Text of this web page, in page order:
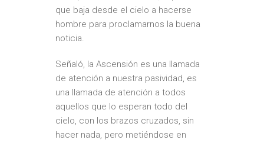
que baja desde el cielo a hacerse
hombre para proclamarnos la buena
noticia.
Señaló, la Ascensión es una llamada
de atención a nuestra pasividad, es
una llamada de atención a todos
aquellos que lo esperan todo del
cielo, con los brazos cruzados, sin
hacer nada, pero metiéndose en